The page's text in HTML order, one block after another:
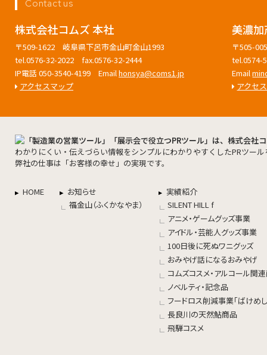
Contact us
株式会社コムズ 本社
〒509-1622 岐阜県下呂市金山町金山1993
tel.0576-32-2022 fax.0576-32-2444
IP電話 050-3540-4199 Emailhonsya@coms1.jp
アクセスマップ
美濃
〒505-
tel.0574-
Email
アクセ
わかりにくい・伝えづらい情報をシンプルにわかりやすくしたPRツー
弊社の仕事は「お客様の幸せ」の実現です。
HOME
お知らせ
福金山（ふくかなやま）
実績紹介
SILENT HILL f
アニメ・ゲームグッズ事業
アイドル・芸能人グッズ事業
100日後に死ぬワニグッズ
おみやげ話になるおみやげ
コムズコスメ・アルコール関
ノベルティ・記念品
フードロス削減事業「ばけめし
長良川の天然鮎商品
飛騨コスメ